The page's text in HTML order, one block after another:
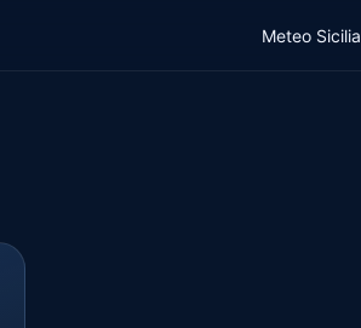
Meteo Sicilia